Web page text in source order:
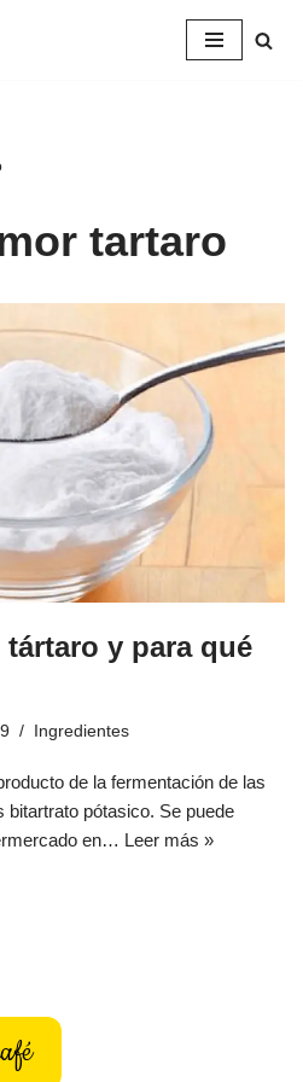
tartaro
y para qué
Ingredientes
de la fermentación de las
pótasico. Se puede
en… Leer más »